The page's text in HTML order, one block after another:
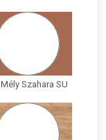
Mély Szahara SU